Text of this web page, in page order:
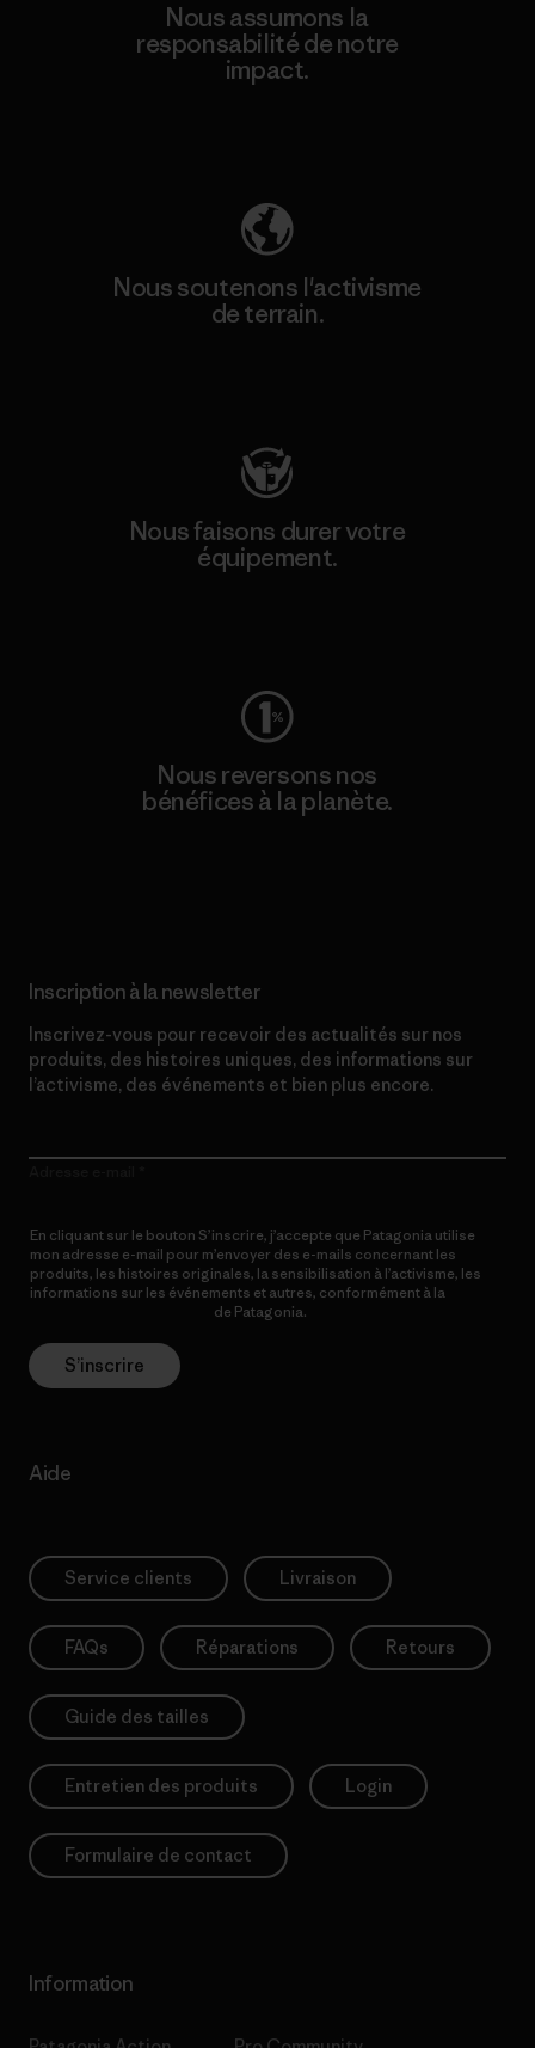
Nous assumons la
responsabilité de notre
impact.
Nous soutenons l'activisme
de terrain.
Nous faisons durer votre
équipement.
Nous reversons nos
bénéfices à la planète.
Inscription à la newsletter
Inscrivez-vous pour recevoir des actualités sur nos
produits, des histoires uniques, des informations sur
l’activisme, des événements et bien plus encore.
En cliquant sur le bouton S’inscrire, j’accepte que Patagonia utilise
mon adresse e-mail pour m’envoyer des e-mails concernant les
produits, les histoires originales, la sensibilisation à l’activisme, les
informations sur les événements et autres, conformément à la
de Patagonia.
S’inscrire
Aide
Service clients Livraison
FAQs Réparations Retours
Guide des tailles
Entretien des produits Login
Formulaire de contact
Information